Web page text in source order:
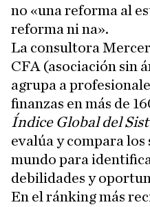
no «una reforma al
reforma ni na».
La consultora
CFA (asociación sin
agrupa a
finanzas en más de
Índice Global del
evalúa y compara los
mundo para
debilidades y
En el ránking más